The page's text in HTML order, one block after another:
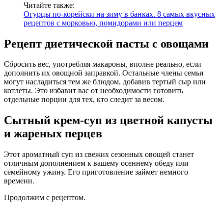
Читайте также:
Огурцы по-корейски на зиму в банках. 8 самых вкусных
рецептов с морковью, помидорами или перцем
Рецепт диетической пасты с овощами
Сбросить вес, употребляя макароны, вполне реально, если
дополнить их овощной заправкой. Остальные члены семьи
могут насладиться тем же блюдом, добавив тертый сыр или
котлеты. Это избавит вас от необходимости готовить
отдельные порции для тех, кто следит за весом.
Сытный крем-суп из цветной капусты
и жареных перцев
Этот ароматный суп из свежих сезонных овощей станет
отличным дополнением к вашему осеннему обеду или
семейному ужину. Его приготовление займет немного
времени.
Продолжим с рецептом.